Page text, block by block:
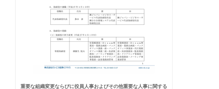
重要な組織変更ならびに役員人事およびその他重要な人事に関する